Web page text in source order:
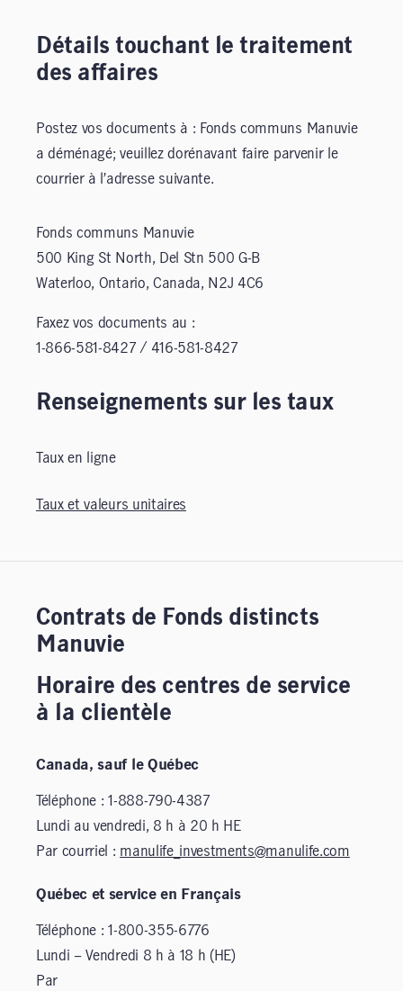
Détails touchant le traitement
des affaires
Postez vos documents à : Fonds communs Manuvie
a déménagé; veuillez dorénavant faire parvenir le
courrier à l’adresse suivante.
Fonds communs Manuvie
500 King St North, Del Stn 500 G-B
Waterloo, Ontario, Canada, N2J 4C6
Faxez vos documents au :
1-866-581-8427 / 416-581-8427
Renseignements sur les taux
Taux en ligne
Taux et valeurs unitaires
Contrats de Fonds distincts
Manuvie
Horaire des centres de service
à la clientèle
Canada, sauf le Québec
Téléphone : 1-888-790-4387
Lundi au vendredi, 8 h à 20 h HE
Par courriel : manulife_investments@manulife.com
Québec et service en Français
Téléphone : 1-800-355-6776
Lundi – Vendredi 8 h à 18 h (HE)
Par